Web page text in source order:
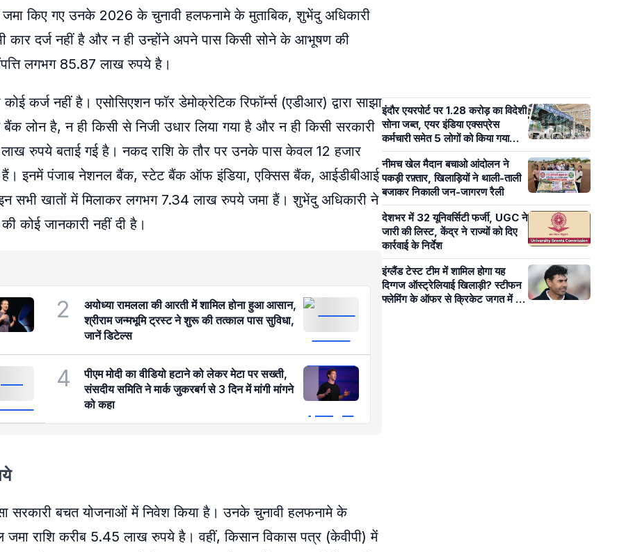
जमा किए गए उनके 2026 के चुनावी हलफनामे के मुताबिक, शुभेंदु अधिकारी
दर्ज नहीं है और न ही उन्होंने अपने पास किसी सोने के आभूषण की
लगभग 85.87 लाख रुपये है।
कर्ज नहीं है। एसोसिएशन फॉर डेमोक्रेटिक रिफॉर्म्स (एडीआर) द्वारा साझा
लोन है, न ही किसी से निजी उधार लिया गया है और न ही किसी सरकारी
रुपये बताई गई है। नकद राशि के तौर पर उनके पास केवल 12 हजार
इनमें पंजाब नेशनल बैंक, स्टेट बैंक ऑफ इंडिया, एक्सिस बैंक, आईडीबीआई
सभी खातों में मिलाकर लगभग 7.34 लाख रुपये जमा हैं। शुभेंदु अधिकारी ने
कोई जानकारी नहीं दी है।
2
अयोध्या रामलला की आरती में शामिल होना हुआ आसान,
श्रीराम जन्मभूमि ट्रस्ट ने शुरू की तत्काल पास सुविधा,
जानें डिटेल्स
4
पीएम मोदी का वीडियो हटाने को लेकर मेटा पर सख्ती,
संसदीय समिति ने मार्क जुकरबर्ग से 3 दिन में मांगी मांगने
को कहा
सरकारी बचत योजनाओं में निवेश किया है। उनके चुनावी हलफनामे के
राशि करीब 5.45 लाख रुपये है। वहीं, किसान विकास पत्र (केवीपी) में
इंदौर एयरपोर्ट पर 1.28 करोड़ का विदेशी
सोना जब्त, एयर इंडिया एक्सप्रेस
कर्मचारी समेत 5 लोगों को किया गया
गिरफ्तार
नीमच खेल मैदान बचाओ आंदोलन ने
पकड़ी रफ़्तार, खिलाड़ियों ने थाली-ताली
बजाकर निकाली जन-जागरण रैली
देशभर में 32 यूनिवर्सिटी फर्जी, UGC ने
जारी की लिस्ट, केंद्र ने राज्यों को दिए
कार्रवाई के निर्देश
इंग्लैंड टेस्ट टीम में शामिल होगा यह
दिग्गज ऑस्ट्रेलियाई खिलाड़ी? स्टीफन
फ्लेमिंग के ऑफर से क्रिकेट जगत में बढ़ी